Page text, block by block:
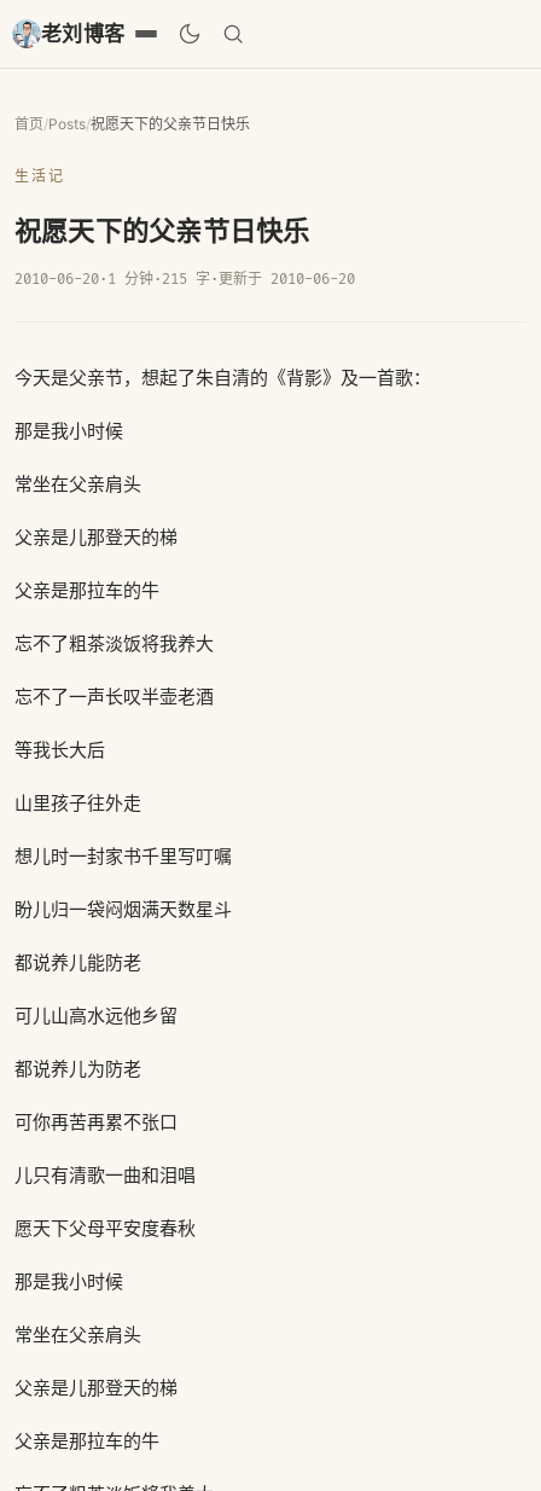
老刘博客
首页/Posts/祝愿天下的父亲节日快乐
生活记
祝愿天下的父亲节日快乐
2010-06-20· 1 分钟· 215 字 · 更新于 2010-06-20
今天是父亲节，想起了朱自清的《背影》及一首歌：
那是我小时候
常坐在父亲肩头
父亲是儿那登天的梯
父亲是那拉车的牛
忘不了粗茶淡饭将我养大
忘不了一声长叹半壶老酒
等我长大后
山里孩子往外走
想儿时一封家书千里写叮嘱
盼儿归一袋闷烟满天数星斗
都说养儿能防老
可儿山高水远他乡留
都说养儿为防老
可你再苦再累不张口
儿只有清歌一曲和泪唱
愿天下父母平安度春秋
那是我小时候
常坐在父亲肩头
父亲是儿那登天的梯
父亲是那拉车的牛